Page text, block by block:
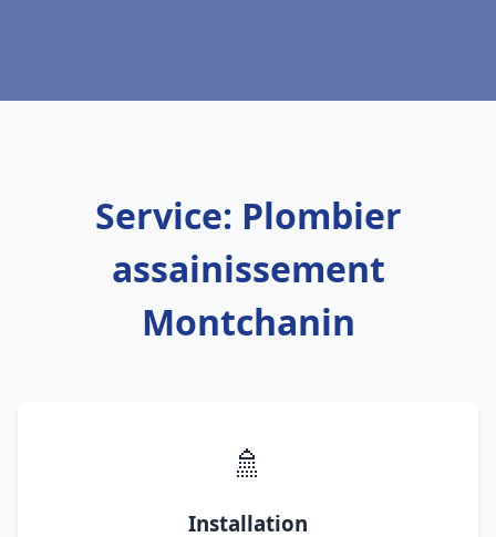
Service: Plombier
assainissement
Montchanin
🚿
Installation